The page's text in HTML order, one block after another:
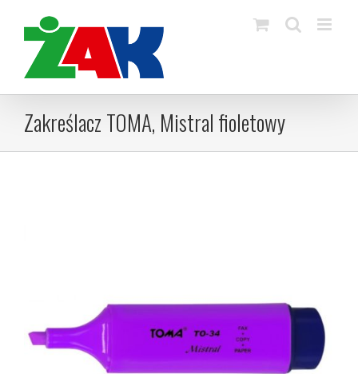
content
Zakreślacz TOMA, Mistral fioletowy